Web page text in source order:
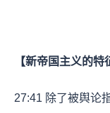
【新帝国主义的特
27:41 除了被舆论